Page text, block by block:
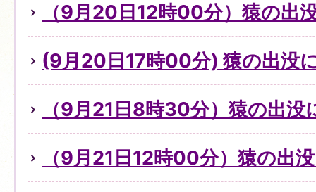
（9月20日12時00分）猿の出
(9月20日17時00分) 猿の出没
（9月21日8時30分）猿の出没
（9月21日12時00分）猿の出